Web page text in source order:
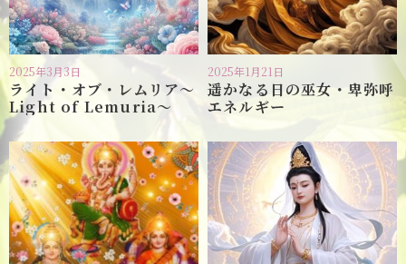
2025年3月3日
ライト・オブ・レムリア〜
Light of Lemuria〜
2025年1月21日
遥かなる日の巫女・卑弥呼
エネルギー